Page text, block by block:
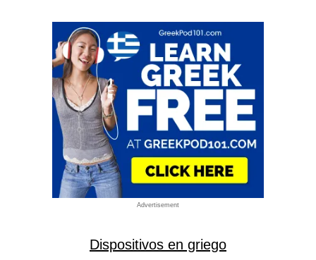
Advertisement
Dispositivos en griego